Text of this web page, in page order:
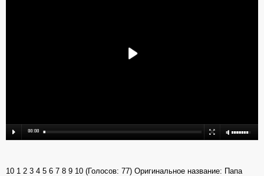
10 1 2 3 4 5 6 7 8 9 10 (Голосов: 77) Оригинальное название: Папа